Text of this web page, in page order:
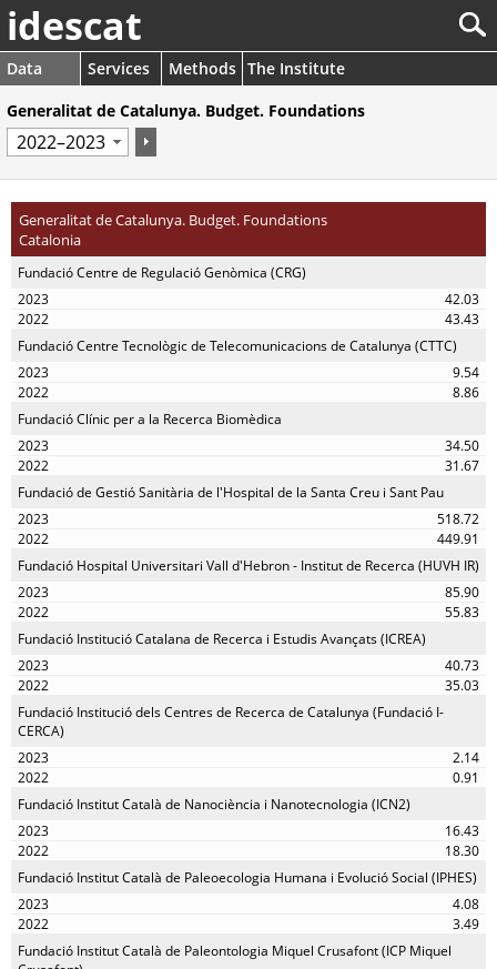
idescat
Data Services Methods The Institute
Generalitat de Catalunya. Budget. Foundations
Generalitat de Catalunya. Budget. Foundations
Catalonia
Fundació Centre de Regulació Genòmica (CRG)
42.03
43.43
Fundació Centre Tecnològic de Telecomunicacions de Catalunya (CTTC)
9.54
8.86
Fundació Clínic per a la Recerca Biomèdica
34.50
31.67
Fundació de Gestió Sanitària de l'Hospital de la Santa Creu i Sant Pau
518.72
449.91
Fundació Hospital Universitari Vall d'Hebron - Institut de Recerca (HUVH IR)
85.90
55.83
Fundació Institució Catalana de Recerca i Estudis Avançats (ICREA)
40.73
35.03
Fundació Institució dels Centres de Recerca de Catalunya (Fundació I-
CERCA)
2.14
0.91
Fundació Institut Català de Nanociència i Nanotecnologia (ICN2)
16.43
18.30
Fundació Institut Català de Paleoecologia Humana i Evolució Social (IPHES)
4.08
3.49
Fundació Institut Català de Paleontologia Miquel Crusafont (ICP Miquel